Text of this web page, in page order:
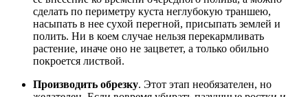
сделать по периметру куста неглубокую траншею,
насыпать в нее сухой перегной, присыпать землей и
полить. Ни в коем случае нельзя перекармливать
растение, иначе оно не зацветет, а только обильно
покроется листвой.
Производить обрезку. Этот этап необязателен, но